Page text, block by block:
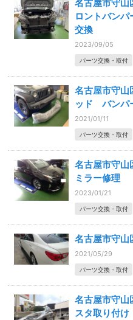
名古屋市守
ロントバン
交換
2023/09/05
パーツ交換・取付
名古屋市守
ッド バンパ
2021/01/11
パーツ交換・取付
名古屋市守
ミラー修理
2023/01/21
パーツ交換・取付
名古屋市守
2021/05/29
パーツ交換・取付
名古屋市守
スタ取り付け